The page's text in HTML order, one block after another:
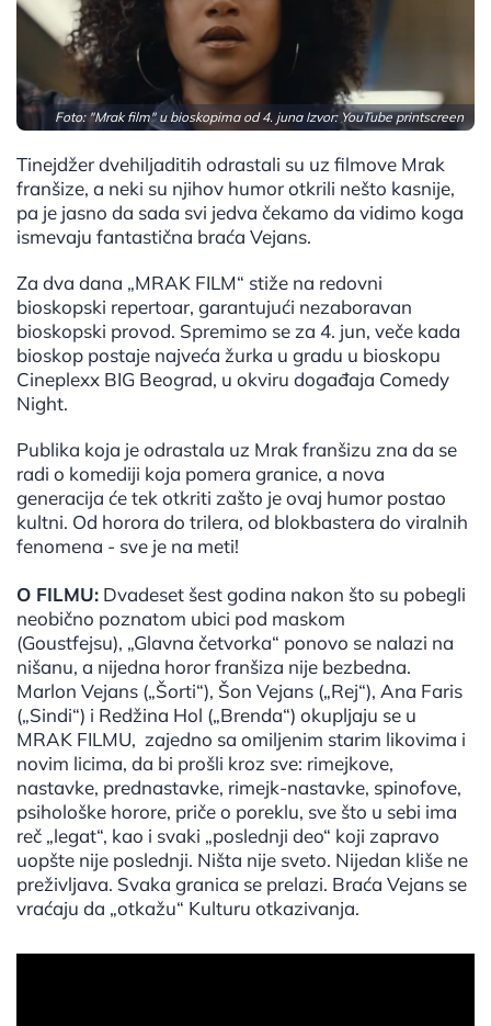
Foto: "Mrak film" u bioskopima od 4. juna Izvor: YouTube printscreen
Tinejdžer dvehiljaditih odrastali su uz filmove Mrak
franšize, a neki su njihov humor otkrili nešto kasnije,
pa je jasno da sada svi jedva čekamo da vidimo koga
ismevaju fantastična braća Vejans.
Za dva dana „MRAK FILM“ stiže na redovni
bioskopski repertoar, garantujući nezaboravan
bioskopski provod. Spremimo se za 4. jun, veče kada
bioskop postaje najveća žurka u gradu u bioskopu
Cineplexx BIG Beograd, u okviru događaja Comedy
Night.
Publika koja je odrastala uz Mrak franšizu zna da se
radi o komediji koja pomera granice, a nova
generacija će tek otkriti zašto je ovaj humor postao
kultni. Od horora do trilera, od blokbastera do viralnih
fenomena - sve je na meti!
O FILMU: Dvadeset šest godina nakon što su pobegli
neobično poznatom ubici pod maskom
(Goustfejsu), „Glavna četvorka“ ponovo se nalazi na
nišanu, a nijedna horor franšiza nije bezbedna.
Marlon Vejans („Šorti“), Šon Vejans („Rej“), Ana Faris
(„Sindi“) i Redžina Hol („Brenda“) okupljaju se u
MRAK FILMU, zajedno sa omiljenim starim likovima i
novim licima, da bi prošli kroz sve: rimejkove,
nastavke, prednastavke, rimejk-nastavke, spinofove,
psihološke horore, priče o poreklu, sve što u sebi ima
reč „legat“, kao i svaki „poslednji deo“ koji zapravo
uopšte nije poslednji. Ništa nije sveto. Nijedan kliše ne
preživljava. Svaka granica se prelazi. Braća Vejans se
vraćaju da „otkažu“ Kulturu otkazivanja.